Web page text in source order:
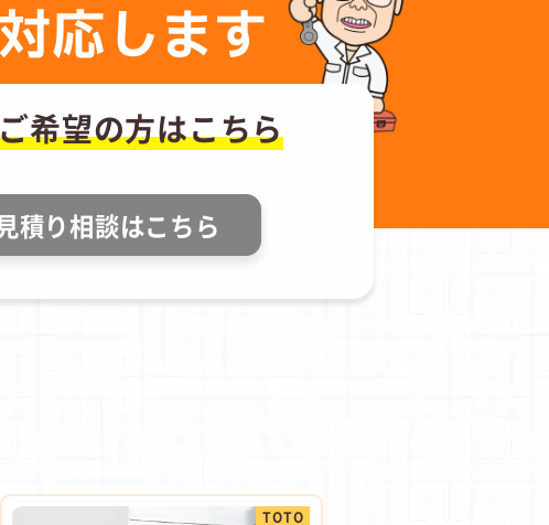
応します
希望の方はこちら
見積り相談はこちら
TOTO